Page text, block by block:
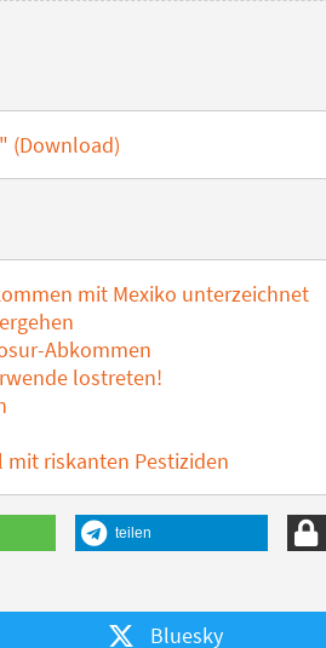
(Download)
mit Mexiko unterzeichnet
Abkommen
lostreten!
riskanten Pestiziden
teilen
Bluesky